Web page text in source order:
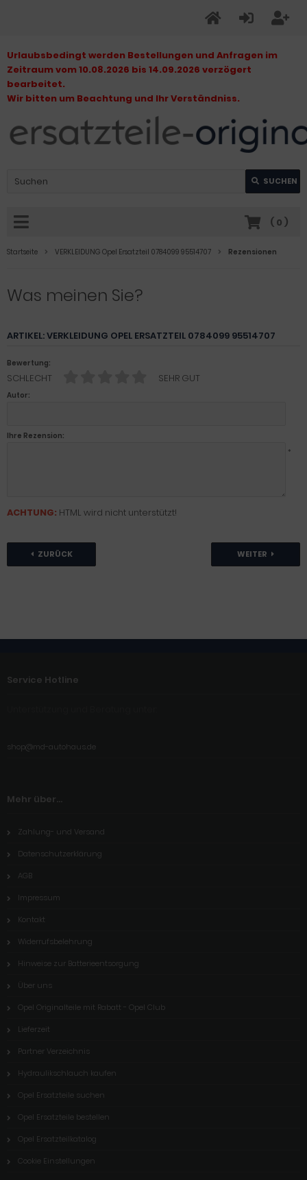
Urlaubsbedingt werden Bestellungen und Anfragen im
Zeitraum vom 10.08.2026 bis 14.09.2026 verzögert
bearbeitet.
Wir bitten um Beachtung und Ihr Verständniss.
SUCHEN
( 0 )
Startseite VERKLEIDUNG Opel Ersatzteil 0784099 95514707 Rezensionen
Was meinen Sie?
ARTIKEL: VERKLEIDUNG OPEL ERSATZTEIL 0784099 95514707
Bewertung:
SCHLECHT SEHR GUT
Autor:
Ihre Rezension:
*
ACHTUNG: HTML wird nicht unterstützt!
ZURÜCK WEITER
Service Hotline
shop@md-autohaus.de
Mehr über...
Zahlung- und Versand
Datenschutzerklärung
AGB
Impressum
Kontakt
Widerrufsbelehrung
Hinweise zur Batterieentsorgung
Über uns
Opel Originalteile mit Rabatt - Opel Club
Lieferzeit
Partner Verzeichnis
Hydraulikschlauch kaufen
Opel Ersatzteile suchen
Opel Ersatzteile bestellen
Opel Ersatzteilkatalog
Cookie Einstellungen